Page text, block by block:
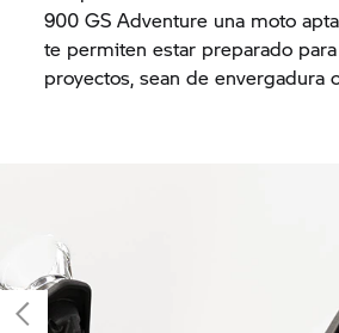
900 GS Adventure una moto
te permiten estar preparado
proyectos, sean de envergadura